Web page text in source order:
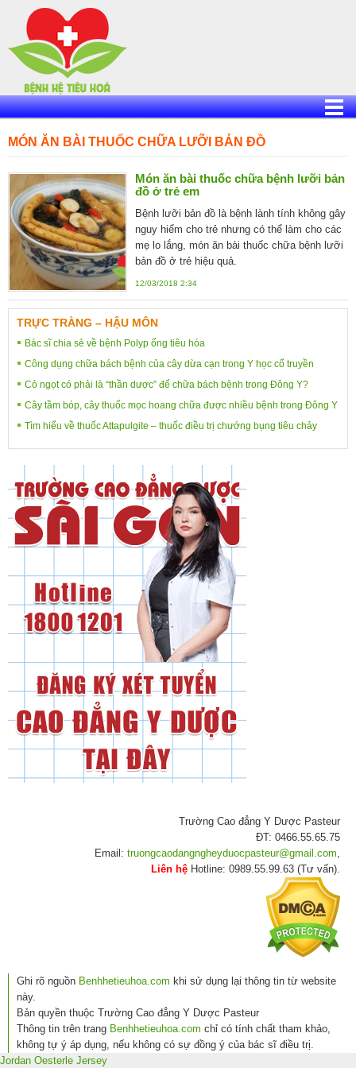
content
MÓN ĂN BÀI THUỐC CHỮA LƯỠI BẢN ĐỒ
Món ăn bài thuốc chữa bệnh lưỡi bản
đồ ở trẻ em
Bệnh lưỡi bản đồ là bệnh lành tính không gây
nguy hiểm cho trẻ nhưng có thể làm cho các
mẹ lo lắng, món ăn bài thuốc chữa bệnh lưỡi
bản đồ ở trẻ hiệu quả.
12/03/2018 2:34
TRỰC TRÀNG – HẬU MÔN
Bác sĩ chia sẻ về bệnh Polyp ống tiêu hóa
Công dụng chữa bách bệnh của cây dừa cạn trong Y học cổ truyền
Cỏ ngọt có phải là “thần dược” để chữa bách bệnh trong Đông Y?
Cây tầm bóp, cây thuốc mọc hoang chữa được nhiều bệnh trong Đông Y
Tìm hiểu về thuốc Attapulgite – thuốc điều trị chướng bụng tiêu chảy
Trường Cao đẳng Y Dược Pasteur
ĐT: 0466.55.65.75
Email: truongcaodangngheyduocpasteur@gmail.com
Liên hệ Hotline: 0989.55.99.63 (Tư vấn).
Ghi rõ nguồn Benhhetieuhoa.com khi sử dụng lại thông tin từ website
này.
Bản quyền thuộc Trường Cao đẳng Y Dược Pasteur
Thông tin trên trang Benhhetieuhoa.com chỉ có tính chất tham khảo,
không tự ý áp dụng, nếu không có sự đồng ý của bác sĩ điều trị.
Jordan Oesterle Jersey